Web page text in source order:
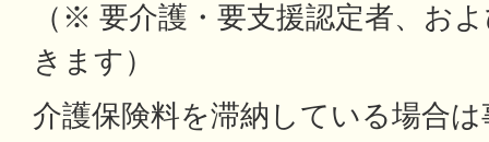
（※ 要介護・要支援認定者、お
きます）
介護保険料を滞納している場合